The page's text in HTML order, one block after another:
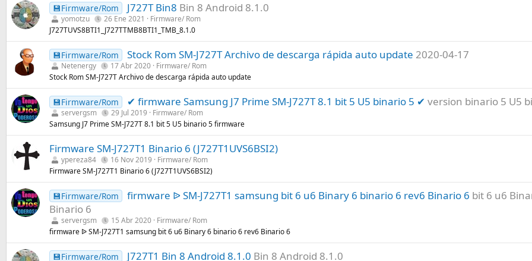
💾Firmware/Rom J727T Bin8 Bin 8 Android 8.1.0
yomotzu 26 Ene 2021
Firmware/ Rom
J727TUVS8BTI1_J727TTMB8BTI1_TMB_8.1.0
💾Firmware/Rom Stock Rom SM-J727T Archivo de descarga rápida auto update 2020-04-17
Netenergy 17 Abr 2020 Firmware/ Rom
Stock Rom SM-J727T Archivo de descarga rápida auto update
💾Firmware/Rom ✔ firmware Samsung J7 Prime SM-J727T 8.1 bit 5 U5 binario 5 ✔ version binario 5 U5
servergsm 29 Jul 2019
Firmware/ Rom
Samsung J7 Prime SM-J727T 8.1 bit 5 U5 binario 5 firmware
Firmware SM-J727T1 Binario 6 (J727T1UVS6BSI2)
ypereza84 16 Nov 2019
Firmware/ Rom
Firmware SM-J727T1 Binario 6 (J727T1UVS6BSI2)
💾Firmware/Rom firmware ᐉ SM-J727T1 samsung bit 6 u6 Binary 6 binario 6 rev6 Binario 6 bit 6 u6
Binario 6
servergsm 15 Abr 2020 Firmware/ Rom
firmware ᐉ SM-J727T1 samsung bit 6 u6 Binary 6 binario 6 rev6 Binario 6
💾Firmware/Rom J727T1 Bin 8 Android 8.1.0 Bin 8 Android 8.1.0